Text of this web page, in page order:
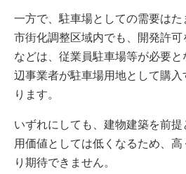
一方で、駐車場としての需要はた
市街化調整区域内でも、開発許
などは、従業員駐車場等が必要と
辺事業者が駐車場用地として購
ります。
いずれにしても、建物建築を前提
用価値としては低くなるため、高
り期待できません。